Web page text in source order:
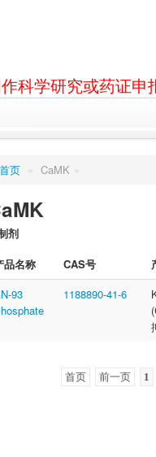
科学研究或药证
首页 » CaMK »
剂
品名称
CAS号
93
1188890-41-6
首页 前一页 1